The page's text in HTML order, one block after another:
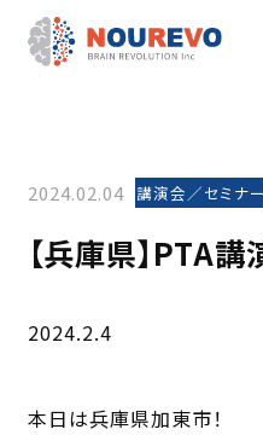
2024.02.04 講演会／セミナー
【兵庫県】PTA講
2024.2.4
本日は兵庫県加東市！